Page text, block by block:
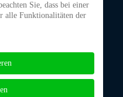
Sie, dass bei einer
alle Funktionalitäten der